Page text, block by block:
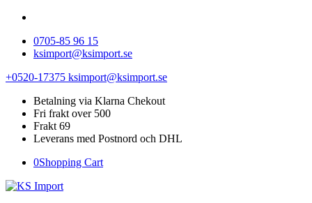
0705-85 96 15
ksimport@ksimport.se
+0520-17375 ksimport@ksimport.se
Betalning via Klarna Chekout
Fri frakt over 500
Frakt 69
Leverans med Postnord och DHL
0Shopping Cart